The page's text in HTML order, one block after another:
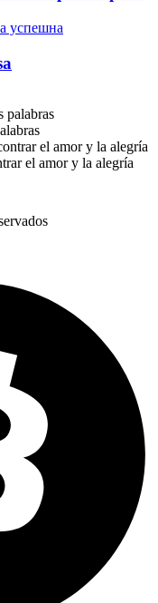
el amor y la alegría